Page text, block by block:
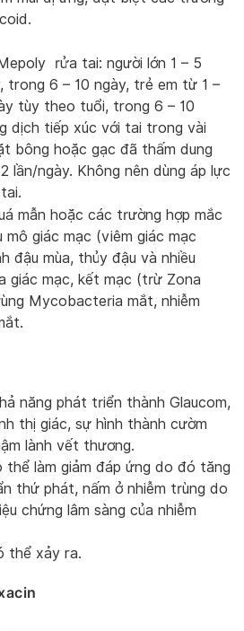
rửa tai: người lớn 1 – 5
trong 6 – 10 ngày, trẻ em từ 1 –
tùy theo tuổi, trong 6 – 10
dịch tiếp xúc với tai trong vài
bông hoặc gạc đã thấm dung
lần/ngày. Không nên dùng áp lực
mẫn hoặc các trường hợp mắc
mô giác mạc (viêm giác mạc
đậu mùa, thủy đậu và nhiều
giác mạc, kết mạc (trừ Zona
Mycobacteria mắt, nhiễm
năng phát triển thành Glaucom,
thị giác, sự hình thành cườm
lành vết thương.
thể làm giảm đáp ứng do đó tăng
thứ phát, nấm ở nhiễm trùng do
chứng lâm sàng của nhiễm
thể xảy ra.